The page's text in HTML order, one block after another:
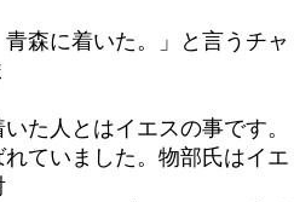
青森に着いた。」と言うチャ
た人とはイエスの事です。
ていました。物部氏はイエ